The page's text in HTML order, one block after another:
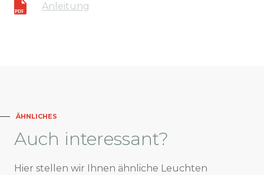
Anleitung
ÄHNLICHES
Auch interessant?
Hier stellen wir Ihnen ähnliche Leuchten